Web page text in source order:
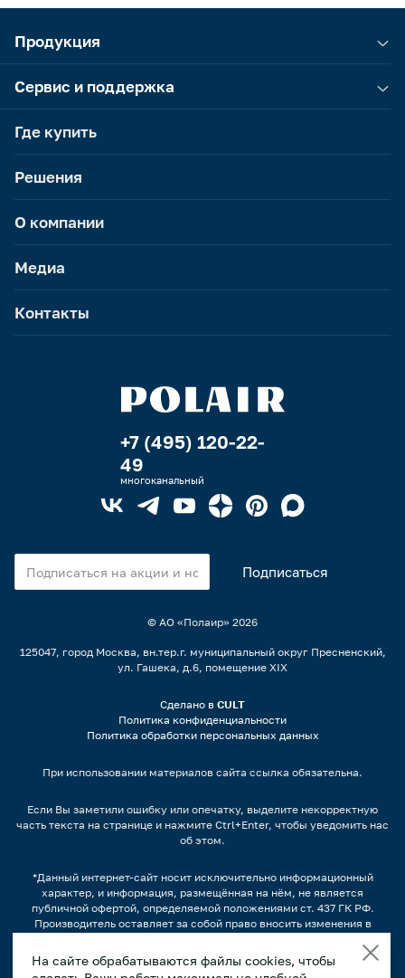
Продукция
Сервис и поддержка
Где купить
Решения
О компании
Медиа
Контакты
+7 (495) 120-22-
49
многоканальный
© АО «Полаир» 2026
125047, город Москва, вн.тер.г. муниципальный округ Пресненский,
ул. Гашека, д.6, помещение XIX
Сделано в CULT
Политика конфиденциальности
Политика обработки персональных данных
При использовании материалов сайта ссылка обязательна.
Если Вы заметили ошибку или опечатку, выделите некорректную
часть текста на странице и нажмите Ctrl+Enter, чтобы уведомить нас
об этом.
*Данный интернет-сайт носит исключительно информационный
характер, и информация, размещённая на нём, не является
публичной офертой, определяемой положениями ст. 437 ГК РФ.
Производитель оставляет за собой право вносить изменения в
предварительного уведомления.
На сайте обрабатываются файлы cookies, чтобы